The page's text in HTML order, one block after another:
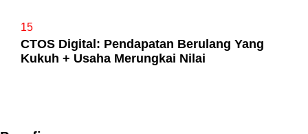
15
CTOS Digital: Pendapatan Berulang Yang
Kukuh + Usaha Merungkai Nilai